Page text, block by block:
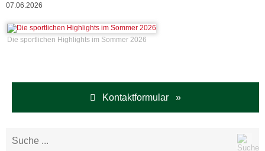
07.06.2026
Die sportlichen Highlights im Sommer 2026
Kontaktformular »